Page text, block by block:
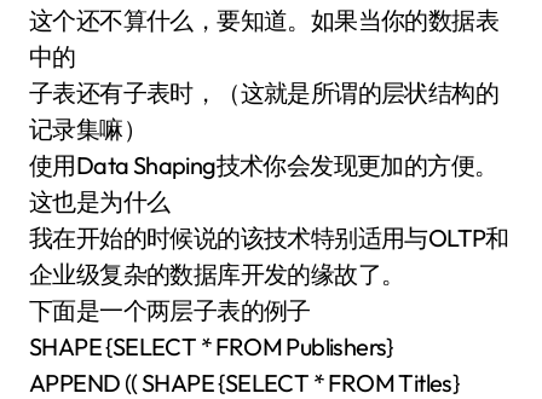
这个还不算什么，要知道。如果当你的数据表
中的
子表还有子表时，（这就是所谓的层状结构的
记录集嘛）
使用Data Shaping技术你会发现更加的方便。
这也是为什么
我在开始的时候说的该技术特别适用与OLTP和
企业级复杂的数据库开发的缘故了。
下面是一个两层子表的例子
SHAPE {SELECT * FROM Publishers}
APPEND (( SHAPE {SELECT * FROM Titles}